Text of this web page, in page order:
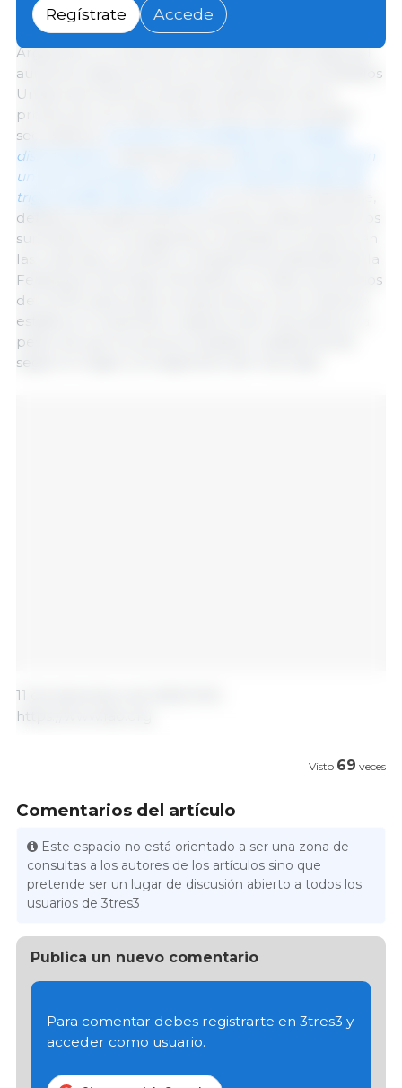
precios mundiales del maíz, provocada por el
aumento de las ventas de los agricultores en la
Argentina y la reducción de la presión derivada del
aumento estacional de los suministros en los Estados
Unidos de América, donde la estimación de la
producción se revisó al alza. Entre otros cereales
secundarios,
disminuyeron
del sorgo mostraron
un leve incremento
trigo también disminuyeron
debido principalmente al aumento estacional de los
suministros en la Argentina y Australia y al avance en
las cosechas y la fuerte competencia sostenida de la
Federación de Rusia. Entretanto, el índice de precios
de la FAO para todos los tipos de arroz se mantuvo
estable en noviembre respecto del mes anterior, a
pesar de que los precios variaban notablemente
según el origen y el segmento del mercado.
11 de diciembre de 2023/ FAO.
https://www.fao.org
Regístrate Accede
Visto 69 veces
Comentarios del artículo
Este espacio no está orientado a ser una zona de
consultas a los autores de los artículos sino que
pretende ser un lugar de discusión abierto a todos los
usuarios de 3tres3
Publica un nuevo comentario
Para comentar debes registrarte en 3tres3 y
acceder como usuario.